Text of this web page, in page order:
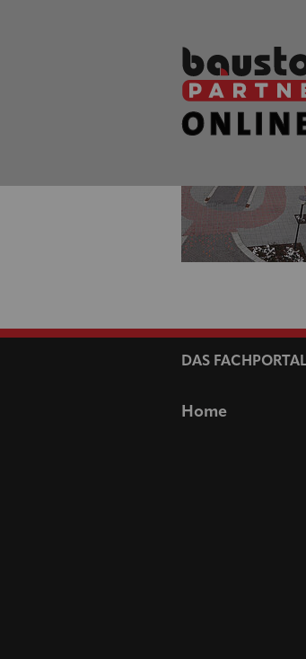
DAS
Home